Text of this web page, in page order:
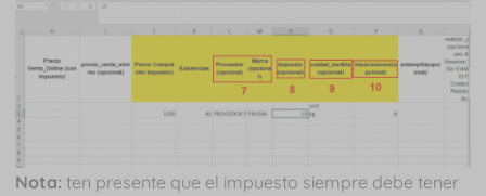
Nota: ten presente que el impuesto siempre debe tener